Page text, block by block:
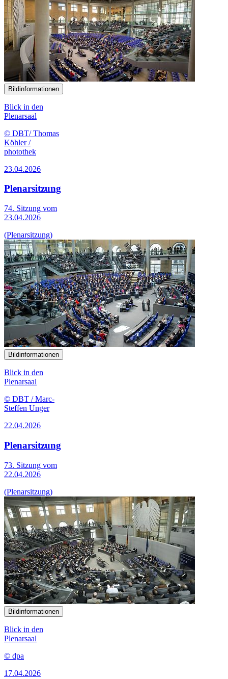
Bildinformationen
Blick in den
Plenarsaal
© DBT/ Thomas
Köhler /
photothek
23.04.2026
Plenarsitzung
74. Sitzung vom
23.04.2026
(Plenarsitzung)
Bildinformationen
Blick in den
Plenarsaal
© DBT / Marc-
Steffen Unger
22.04.2026
Plenarsitzung
73. Sitzung vom
22.04.2026
(Plenarsitzung)
Bildinformationen
Blick in den
Plenarsaal
© dpa
17.04.2026